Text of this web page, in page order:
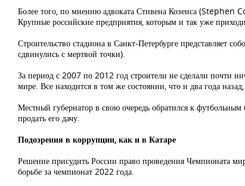
Более того, по мнению адвоката Стивена Козенса (Stephen
Крупные российские предприятия, которым и так уже
Строительство стадиона в Санкт-Петербурге представляет
сдвинулись с мертвой точки).
За период с 2007 по 2012 год строители не сделали почти
мире. Все находится в том же состоянии, что и два года
Местный губернатор в свою очередь обратился к
продать его дачу.
Подозрения в коррупции, как и в Катаре
Решение присудить России право проведения Чемпионата
борьбе за чемпионат 2022 года.